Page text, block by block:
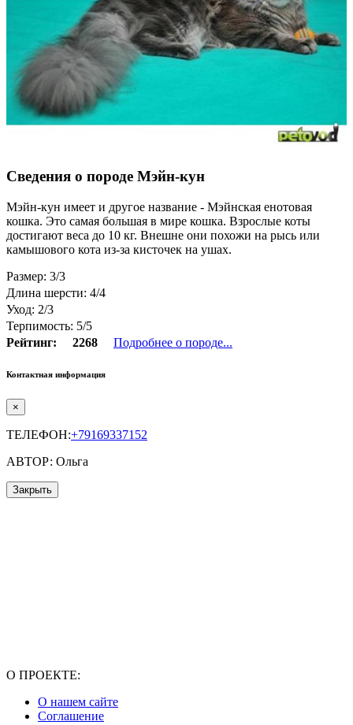
Сведения о породе Мэйн-кун
Мэйн-кун имеет и другое название - Мэйнская енотовая
кошка. Это самая большая в мире кошка. Взрослые коты
достигают веса до 10 кг. Внешне они похожи на рысь или
камышового кота из-за кисточек на ушах.
Размер: 3/3
Длина шерсти: 4/4
Уход: 2/3
Терпимость: 5/5
Рейтинг:
2268 Подробнее о породе...
Контактная информация
×
ТЕЛЕФОН:+79169337152
АВТОР: Ольга
Закрыть
О ПРОЕКТЕ:
О нашем сайте
Соглашение